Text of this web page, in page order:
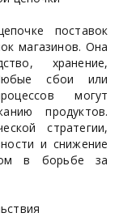
поставок
магазинов. Она
хранение,
сбои или
могут
продуктов.
стратегии,
и снижение
в борьбе за